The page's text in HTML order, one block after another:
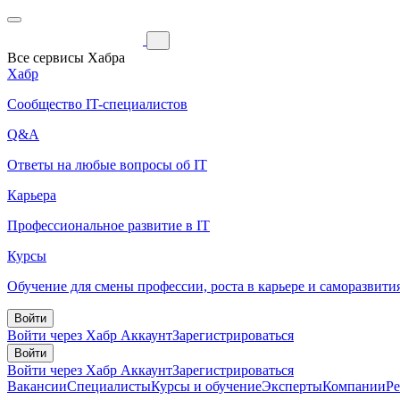
Все сервисы Хабра
Хабр
Сообщество IT-специалистов
Q&A
Ответы на любые вопросы об IT
Карьера
Профессиональное развитие в IT
Курсы
Обучение для смены профессии, роста в карьере и
Войти
Войти через Хабр АккаунтЗарегистрироваться
Войти
Войти через Хабр АккаунтЗарегистрироваться
ВакансииСпециалистыКурсы и обучениеЭкспертыКомпании